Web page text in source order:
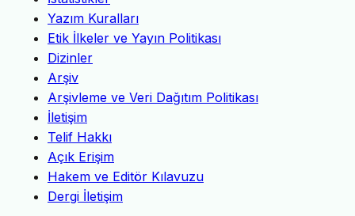
Yazım Kuralları
Etik İlkeler ve Yayın Politikası
Dizinler
Arşiv
Arşivleme ve Veri Dağıtım Politikası
İletişim
Telif Hakkı
Açık Erişim
Hakem ve Editör Kılavuzu
Dergi İletişim